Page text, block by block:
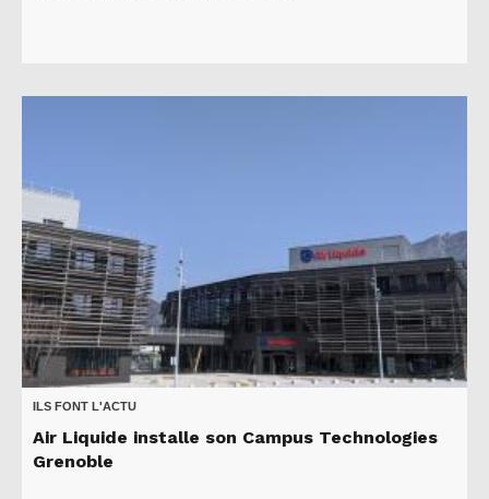
ILS FONT L'ACTU
Air Liquide installe son Campus Technologies
Grenoble